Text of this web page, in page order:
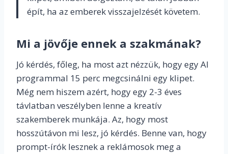
épít, ha az emberek visszajelzését követem.
Mi a jövője ennek a szakmának?
Jó kérdés, főleg, ha most azt nézzük, hogy egy AI
programmal 15 perc megcsinálni egy klipet.
Még nem hiszem azért, hogy egy 2-3 éves
távlatban veszélyben lenne a kreatív
szakemberek munkája. Az, hogy most
hosszútávon mi lesz, jó kérdés. Benne van, hogy
prompt-írók lesznek a reklámosok meg a